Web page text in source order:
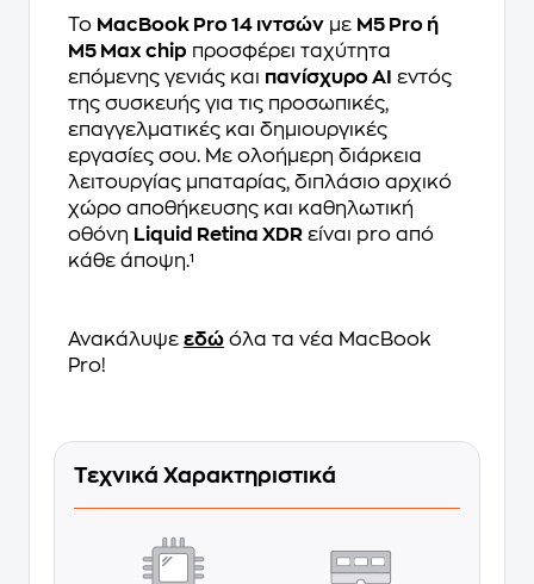
Το MacBook Pro 14 ιντσών με M5 Pro ή
M5 Max chip προσφέρει ταχύτητα
επόμενης γενιάς και πανίσχυρο AI εντός
της συσκευής για τις προσωπικές,
επαγγελματικές και δημιουργικές
εργασίες σου. Με ολοήμερη διάρκεια
λειτουργίας μπαταρίας, διπλάσιο αρχικό
χώρο αποθήκευσης και καθηλωτική
οθόνη Liquid Retina XDR είναι pro από
κάθε άποψη.¹
Ανακάλυψε εδώ όλα τα νέα MacBook
Pro!
Τεχνικά Χαρακτηριστικά